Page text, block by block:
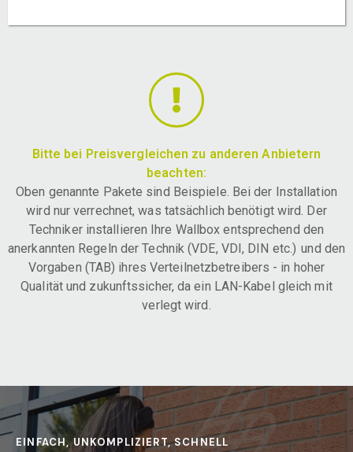
Bitte bei Preisvergleichen zu anderen Anbietern
beachten:
Oben genannte Pakete sind Beispiele. Bei der Installation
wird nur verrechnet, was tatsächlich benötigt wird. Der
Techniker installieren Ihre Wallbox entsprechend den
anerkannten Regeln der Technik (VDE, VDI, DIN etc.) und den
Vorgaben (TAB) ihres Verteilnetzbetreibers - in hoher
Qualität und zukunftssicher, da ein LAN-Kabel gleich mit
verlegt wird.
EINFACH, UNKOMPLIZIERT, SCHNELL